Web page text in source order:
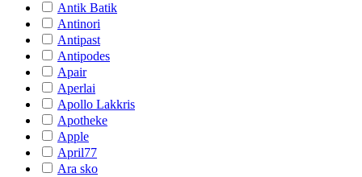
Antik Batik
Antinori
Antipast
Antipodes
Apair
Aperlai
Apollo Lakkris
Apotheke
Apple
April77
Ara sko